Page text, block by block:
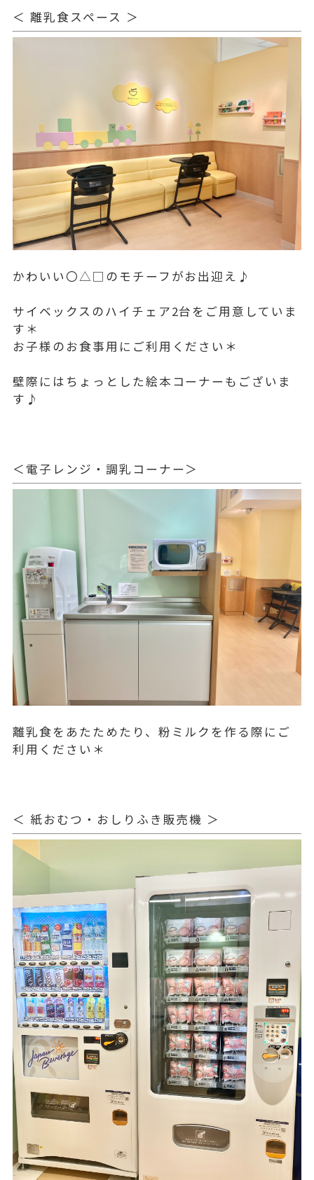
＜ 離乳食スペース ＞
かわいい〇△□のモチーフがお出迎え♪
サイベックスのハイチェア2台をご用意していま
す＊
お子様のお食事用にご利用ください＊
壁際にはちょっとした絵本コーナーもございま
す♪
＜電子レンジ・調乳コーナー＞
離乳食をあたためたり、粉ミルクを作る際にご
利用ください＊
＜ 紙おむつ・おしりふき販売機 ＞